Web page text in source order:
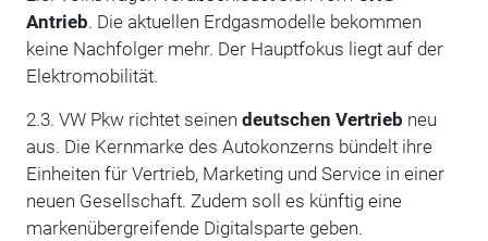
Antrieb. Die aktuellen Erdgasmodelle bekommen
keine Nachfolger mehr. Der Hauptfokus liegt auf der
Elektromobilität.
2.3. VW Pkw richtet seinen deutschen Vertrieb neu
aus. Die Kernmarke des Autokonzerns bündelt ihre
Einheiten für Vertrieb, Marketing und Service in einer
neuen Gesellschaft. Zudem soll es künftig eine
markenübergreifende Digitalsparte geben.